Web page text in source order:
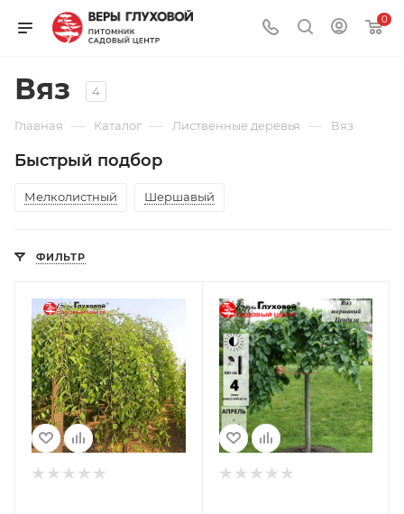
0
Вяз 4
Главная — Каталог — Лиственные деревья — Вяз
Быстрый подбор
Мелколистный Шершавый
ФИЛЬТР